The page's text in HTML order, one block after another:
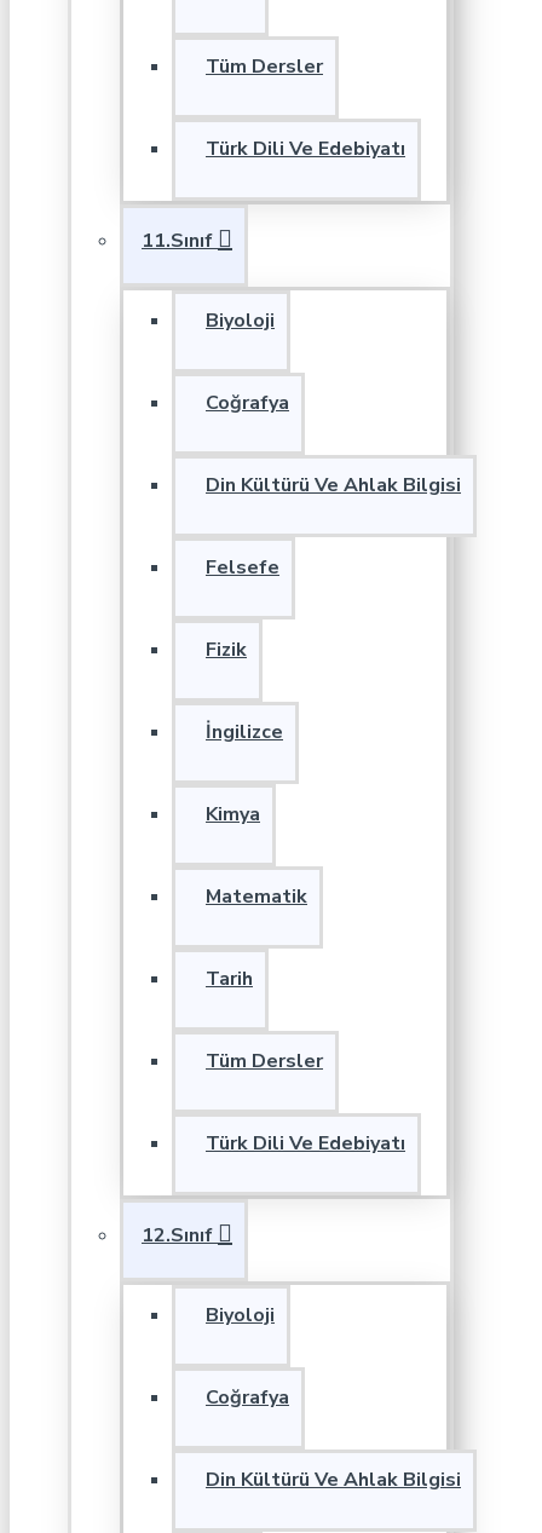
Tüm Dersler
Türk Dili Ve Edebiyatı
11.Sınıf
Biyoloji
Coğrafya
Din Kültürü Ve Ahlak Bilgisi
Felsefe
Fizik
İngilizce
Kimya
Matematik
Tarih
Tüm Dersler
Türk Dili Ve Edebiyatı
12.Sınıf
Biyoloji
Coğrafya
Din Kültürü Ve Ahlak Bilgisi